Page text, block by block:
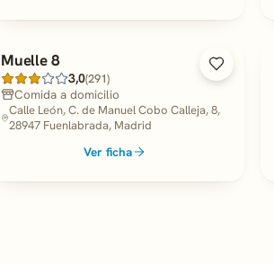
Muelle 8
3,0(291)
Comida a domicilio
Calle León, C. de Manuel Cobo Calleja, 8,
28947 Fuenlabrada, Madrid
Ver ficha